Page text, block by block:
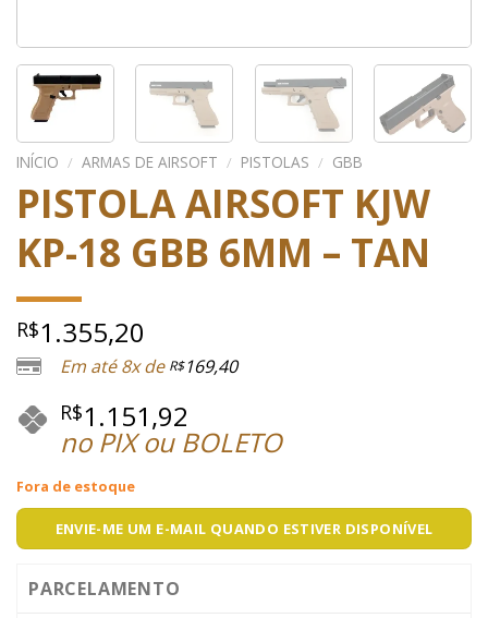
INÍCIO / ARMAS DE AIRSOFT / PISTOLAS / GBB
PISTOLA AIRSOFT KJW
KP-18 GBB 6MM – TAN
R$1.355,20
Em até 8x de R$169,40
R$1.151,92
no PIX ou BOLETO
Fora de estoque
ENVIE-ME UM E-MAIL QUANDO ESTIVER DISPONÍVEL
PARCELAMENTO